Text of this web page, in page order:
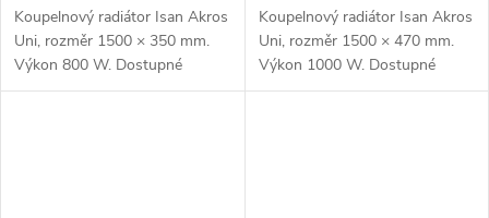
Koupelnový radiátor Isan Akros
Uni, rozměr 1500 × 350 mm.
Výkon 800 W. Dostupné
rozměry 1500x350 mm
Koupelnový radiátor Isan Akros
Uni, rozměr 1500 × 470 mm.
Výkon 1000 W. Dostupné
rozměry 1500x350 mm